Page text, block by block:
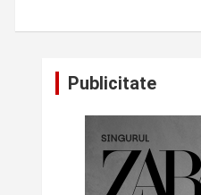
Publicitate